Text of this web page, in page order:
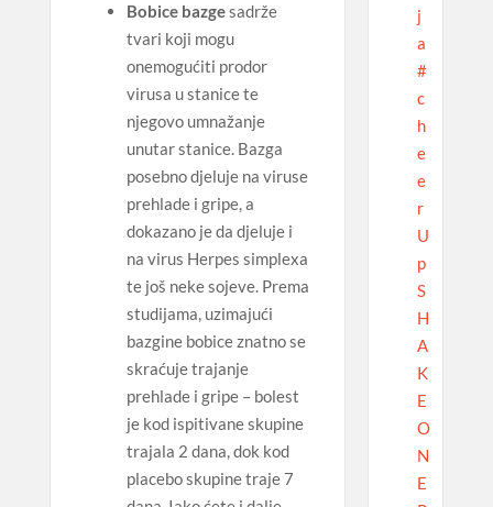
Bobice bazgesadrže
tvari koji mogu
onemogućiti prodor
virusa u stanice te
njegovo umnažanje
unutar stanice. Bazga
posebno djeluje na viruse
prehlade i gripe, a
dokazano je da djeluje i
na virus Herpes simplexa
te još neke sojeve. Prema
studijama, uzimajući
bazgine bobice znatno se
skraćuje trajanje
prehlade i gripe – bolest
je kod ispitivane skupine
trajala 2 dana, dok kod
placebo skupine traje 7
j
a
#
c
h
e
e
r
U
p
S
H
A
K
E
O
N
E